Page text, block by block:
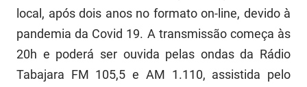
local, após dois anos no formato on-line, devido à
pandemia da Covid 19. A transmissão começa às
20h e poderá ser ouvida pelas ondas da Rádio
Tabajara FM 105,5 e AM 1.110, assistida pelo